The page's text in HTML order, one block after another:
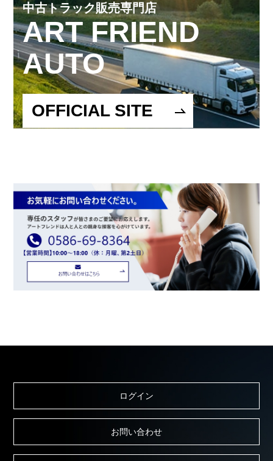
中古トラック販売専門店
ART FRIEND
AUTO
OFFICIAL SITE
ログイン
お問い合わせ